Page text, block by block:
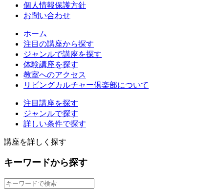
個人情報保護方針
お問い合わせ
ホーム
注目の講座から探す
ジャンルで講座を探す
体験講座を探す
教室へのアクセス
リビングカルチャー倶楽部について
注目講座を探す
ジャンルで探す
詳しい条件で探す
講座を詳しく探す
キーワードから探す